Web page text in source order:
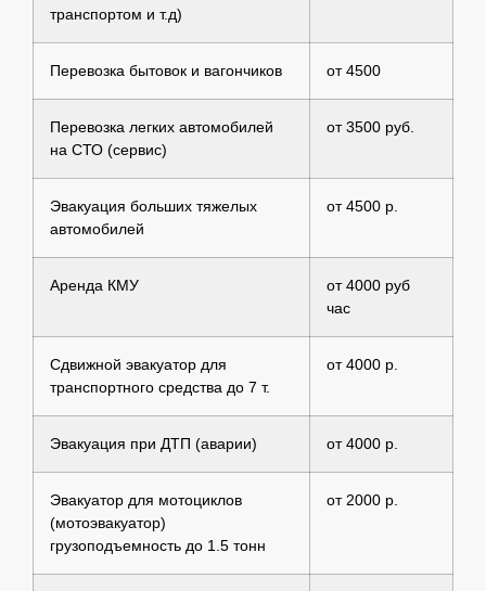
транспортом и т.д)
Перевозка бытовок и вагончиков от 4500
Перевозка легких автомобилей
на СТО (сервис)
от 3500 руб.
Эвакуация больших тяжелых
автомобилей
от 4500 р.
Аренда КМУ
от 4000 руб
час
Сдвижной эвакуатор для
транспортного средства до 7 т.
от 4000 р.
Эвакуация при ДТП (аварии) от 4000 р.
Эвакуатор для мотоциклов
(мотоэвакуатор)
грузоподъемность до 1.5 тонн
от 2000 р.